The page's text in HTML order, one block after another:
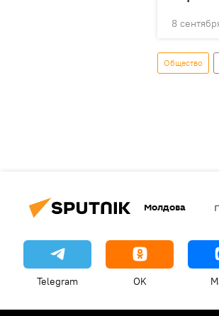
8
Общество
Молдова
Telegram OK